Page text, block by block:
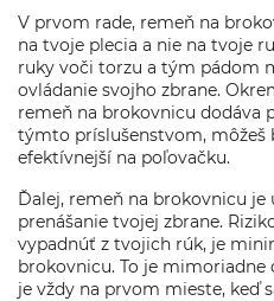
V prvom rade, remeň na
na tvoje plecia a nie na tvoje
ruky voči torzu a tým pádom
ovládanie svojho zbrane.
remeň na brokovnicu dodáva
týmto príslušenstvom, môžeš
efektívnejší na poľovačku.
Ďalej, remeň na brokovnicu je
prenášanie tvojej zbrane.
vypadnúť z tvojich rúk, je
brokovnicu. To je mimoriadne
je vždy na prvom mieste, keď